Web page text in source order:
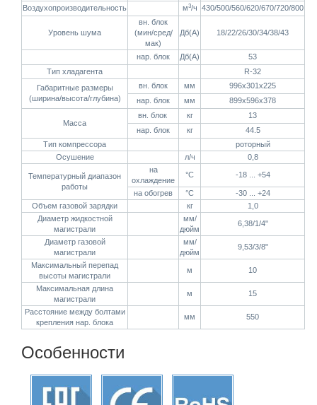
Воздухопроизводительность м3/ч 430/500/560/620/670/720/800
Уровень шума
вн. блок
(мин/сред/
мак)
Дб(А) 18/22/26/30/34/38/43
нар. блок Дб(А)
53
Тип хладагента
R-32
Габаритные размеры
(ширина/высота/глубина)
вн. блок мм
996х301х225
нар. блок
мм 899х596х378
Масса
вн. блок кг
13
нар. блок
кг
44.5
Тип компрессора
роторный
Осушение
л/ч 0,8
Температурный диапазон
работы
на
охлаждение
°C -18 ... +54
на обогрев °C
-30 ... +24
Объем газовой зарядки
кг
1,0
Диаметр жидкостной
магистрали
мм/
дюйм
6,38/1/4"
Диаметр газовой
магистрали
мм/
дюйм
9,53/3/8"
Максимальный перепад
высоты магистрали
м 10
Максимальная длина
магистрали
м 15
Расстояние между болтами
крепления нар. блока
мм 550
Особенности